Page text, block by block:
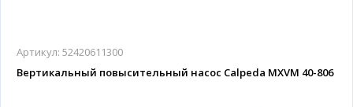
Артикул: 52420611300
Вертикальный повысительный насос Calpeda MXVM 40-806